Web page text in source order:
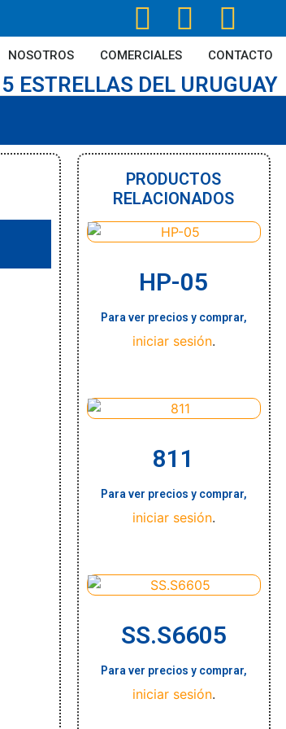
NOSOTROS COMERCIALES CONTACTO
ESTRELLAS DEL URUGUAY
PRODUCTOS
RELACIONADOS
HP-05
Para ver precios y comprar,
iniciar sesión.
811
Para ver precios y comprar,
iniciar sesión.
SS.S6605
Para ver precios y comprar,
iniciar sesión.